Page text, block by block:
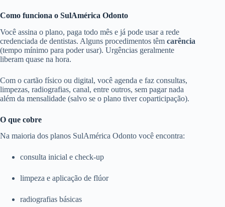
Como funciona o SulAmérica Odonto
Você assina o plano, paga todo mês e já pode usar a rede
credenciada de dentistas. Alguns procedimentos têm carência
(tempo mínimo para poder usar). Urgências geralmente
liberam quase na hora.
Com o cartão físico ou digital, você agenda e faz consultas,
limpezas, radiografias, canal, entre outros, sem pagar nada
além da mensalidade (salvo se o plano tiver coparticipação).
O que cobre
Na maioria dos planos SulAmérica Odonto você encontra:
consulta inicial e check-up
limpeza e aplicação de flúor
radiografias básicas